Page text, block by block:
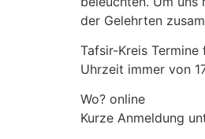
der Gelehrten
Tafsir-Kreis
Uhrzeit immer von
Wo? online
Kurze Anmeldung